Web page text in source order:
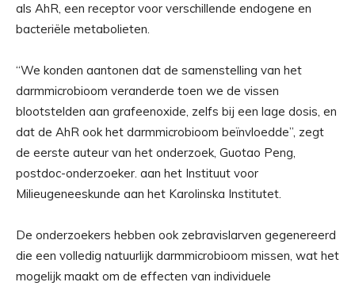
als AhR, een receptor voor verschillende endogene en
bacteriële metabolieten.
“We konden aantonen dat de samenstelling van het
darmmicrobioom veranderde toen we de vissen
blootstelden aan grafeenoxide, zelfs bij een lage dosis, en
dat de AhR ook het darmmicrobioom beïnvloedde”, zegt
de eerste auteur van het onderzoek, Guotao Peng,
postdoc-onderzoeker. aan het Instituut voor
Milieugeneeskunde aan het Karolinska Institutet.
De onderzoekers hebben ook zebravislarven gegenereerd
die een volledig natuurlijk darmmicrobioom missen, wat het
mogelijk maakt om de effecten van individuele